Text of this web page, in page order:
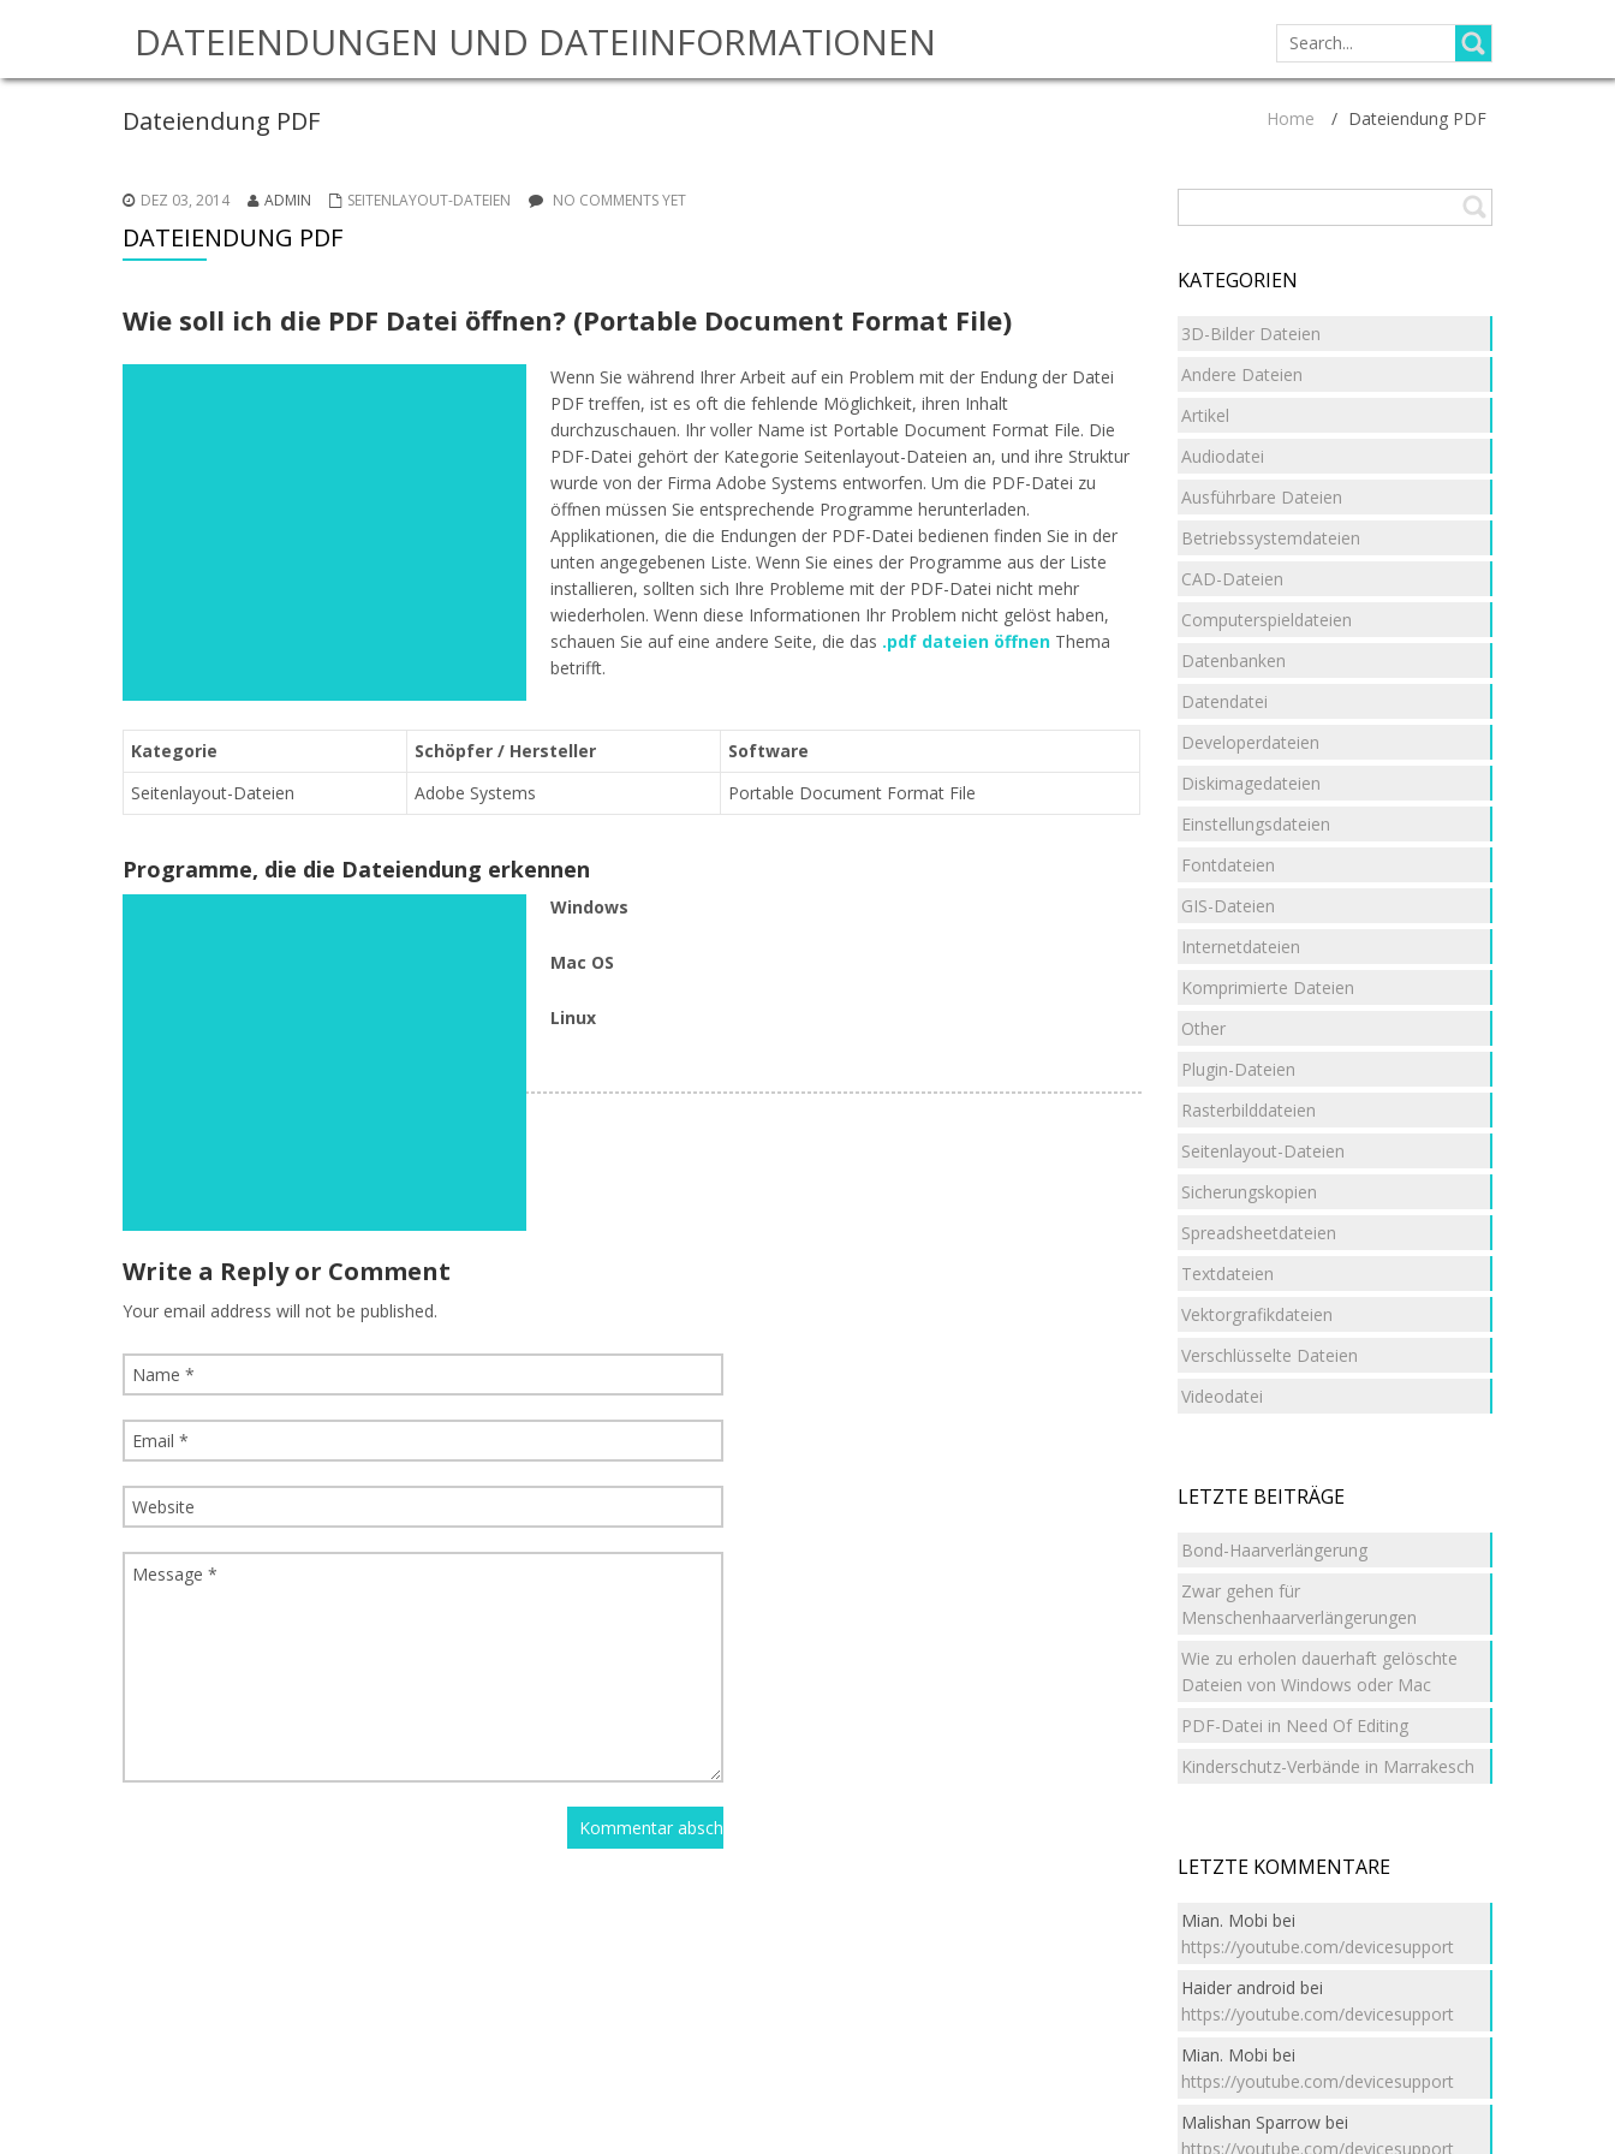
DATEIENDUNGEN UND DATEIINFORMATIONEN
SEARCH
FOR:
Dateiendung PDF Home / Dateiendung PDF
DEZ 03, 2014 ADMIN SEITENLAYOUT-DATEIEN NO COMMENTS YET
DATEIENDUNG PDF
Wie soll ich die PDF Datei öffnen? (Portable Document Format File)
Wenn Sie während Ihrer Arbeit auf ein Problem mit der Endung der Datei
PDF treffen, ist es oft die fehlende Möglichkeit, ihren Inhalt
durchzuschauen. Ihr voller Name ist Portable Document Format File. Die
PDF-Datei gehört der Kategorie Seitenlayout-Dateien an, und ihre Struktur
wurde von der Firma Adobe Systems entworfen. Um die PDF-Datei zu
öffnen müssen Sie entsprechende Programme herunterladen.
Applikationen, die die Endungen der PDF-Datei bedienen finden Sie in der
unten angegebenen Liste. Wenn Sie eines der Programme aus der Liste
installieren, sollten sich Ihre Probleme mit der PDF-Datei nicht mehr
wiederholen. Wenn diese Informationen Ihr Problem nicht gelöst haben,
schauen Sie auf eine andere Seite, die das .pdf dateien öffnen Thema
betrifft.
Kategorie Schöpfer / Hersteller
Software
Seitenlayout-Dateien
Adobe Systems Portable Document Format File
Programme, die die Dateiendung erkennen
Windows
Mac OS
Linux
Write a Reply or Comment
Your email address will not be published.
KATEGORIEN
3D-Bilder Dateien
Andere Dateien
Artikel
Audiodatei
Ausführbare Dateien
Betriebssystemdateien
CAD-Dateien
Computerspieldateien
Datenbanken
Datendatei
Developerdateien
Diskimagedateien
Einstellungsdateien
Fontdateien
GIS-Dateien
Internetdateien
Komprimierte Dateien
Other
Plugin-Dateien
Rasterbilddateien
Seitenlayout-Dateien
Sicherungskopien
Spreadsheetdateien
Textdateien
Vektorgrafikdateien
Verschlüsselte Dateien
Videodatei
LETZTE BEITRÄGE
Bond-Haarverlängerung
Zwar gehen für
Menschenhaarverlängerungen
Wie zu erholen dauerhaft gelöschte
Dateien von Windows oder Mac
PDF-Datei in Need Of Editing
Kinderschutz-Verbände in Marrakesch
LETZTE KOMMENTARE
Mian. Mobi bei
https://youtube.com/devicesupport
Haider android bei
https://youtube.com/devicesupport
Mian. Mobi bei
https://youtube.com/devicesupport
Malishan Sparrow bei
https://youtube.com/devicesupport